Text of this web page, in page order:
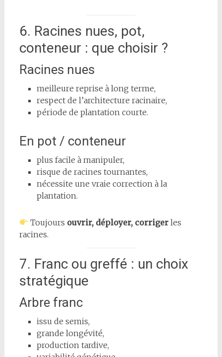
6. Racines nues, pot,
conteneur : que choisir ?
Racines nues
meilleure reprise à long terme,
respect de l’architecture racinaire,
période de plantation courte.
En pot / conteneur
plus facile à manipuler,
risque de racines tournantes,
nécessite une vraie correction à la
plantation.
Toujours ouvrir, déployer, corriger les
racines.
7. Franc ou greffé : un choix
stratégique
Arbre franc
issu de semis,
grande longévité,
production tardive,